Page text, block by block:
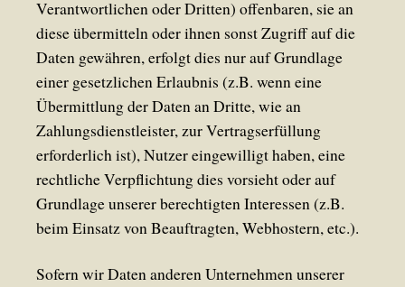
Verantwortlichen oder Dritten) offenbaren, sie an
diese übermitteln oder ihnen sonst Zugriff auf die
Daten gewähren, erfolgt dies nur auf Grundlage
einer gesetzlichen Erlaubnis (z.B. wenn eine
Übermittlung der Daten an Dritte, wie an
Zahlungsdienstleister, zur Vertragserfüllung
erforderlich ist), Nutzer eingewilligt haben, eine
rechtliche Verpflichtung dies vorsieht oder auf
Grundlage unserer berechtigten Interessen (z.B.
beim Einsatz von Beauftragten, Webhostern, etc.).
Sofern wir Daten anderen Unternehmen unserer